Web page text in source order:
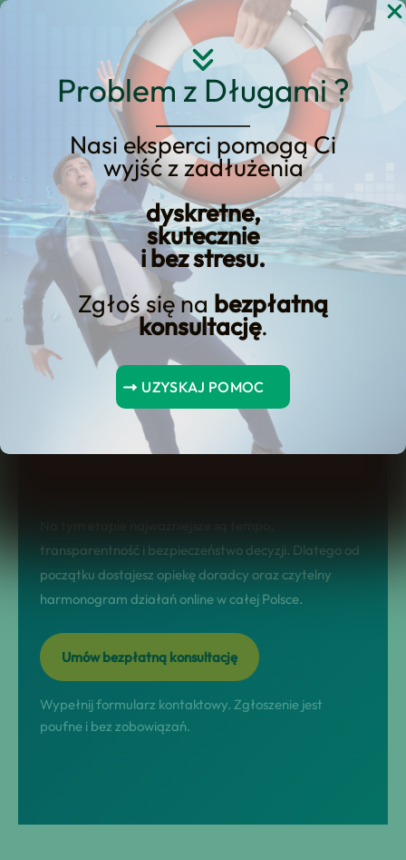
Problem z Długami ?
Nasi eksperci pomogą Ci
wyjść z zadłużenia
dyskretne,
skutecznie
i bez stresu.
Zgłoś się na bezpłatną
konsultację.
UZYSKAJ POMOC
Przejdź
KREDYT123.PL – OFERTA SPRZEDAŻOWA
upadłość konsumencka
a firmy windykacyjne
upadłość konsumencka a firmy
windykacyjne to usługa, którą
prowadzimy w modelu nastawionym na
wynik: diagnoza sytuacji, dobór
rozwiązania, przeprowadzenie procesu i
transparentność i bezpieczeństwo decyzji. Dlatego od
początku dostajesz opiekę doradcy oraz czytelny
harmonogram działań online w całej Polsce.
Umów bezpłatną konsultację
Wypełnij formularz kontaktowy. Zgłoszenie jest
poufne i bez zobowiązań.